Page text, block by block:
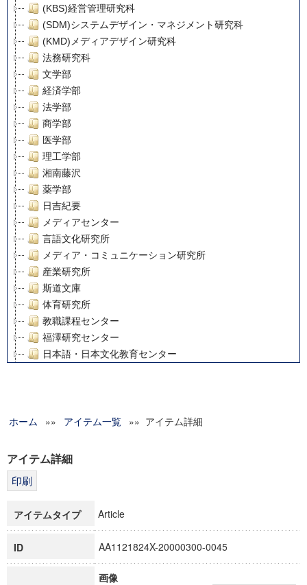
(KBS)経営管理研究科
(SDM)システムデザイン・マネジメント研究科
(KMD)メディアデザイン研究科
法務研究科
文学部
経済学部
法学部
商学部
医学部
理工学部
湘南藤沢
薬学部
日吉紀要
メディアセンター
言語文化研究所
メディア・コミュニケーション研究所
産業研究所
斯道文庫
体育研究所
教職課程センター
福澤研究センター
日本語・日本文化教育センター
グローバルリサーチインスティテュート
科学研究費補助金研究成果報告書
博士課程教育リーディングプログラム「超成熟社会発展のサ
ホーム »» アイテム一覧 »» アイテム詳細
アイテム詳細
アイテムタイプ Article
ID AA1121824X-20000300-0045
画像